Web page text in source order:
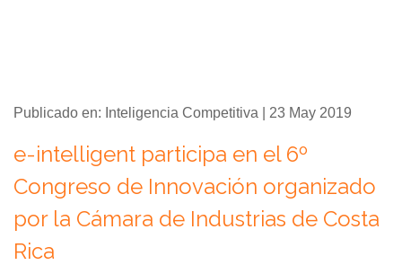
Publicado en: Inteligencia Competitiva | 23 May 2019
e-intelligent participa en el 6º
Congreso de Innovación organizado
por la Cámara de Industrias de Costa
Rica